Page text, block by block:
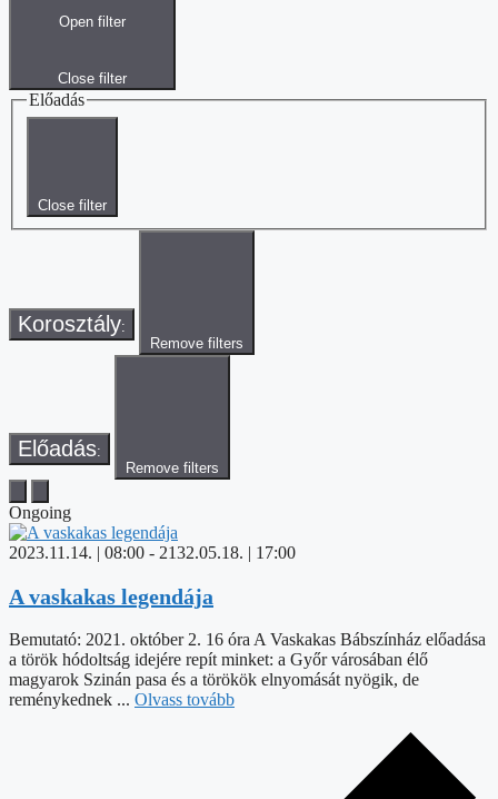
Open filter
Close filter
Előadás
Close filter
Korosztály:
Remove filters
Előadás:
Remove filters
Ongoing
2023.11.14. | 08:00 - 2132.05.18. | 17:00
A vaskakas legendája
Bemutató: 2021. október 2. 16 óra A Vaskakas Bábszínház előadása
a török hódoltság idejére repít minket: a Győr városában élő
magyarok Szinán pasa és a törökök elnyomását nyögik, de
reménykednek ... Olvass tovább